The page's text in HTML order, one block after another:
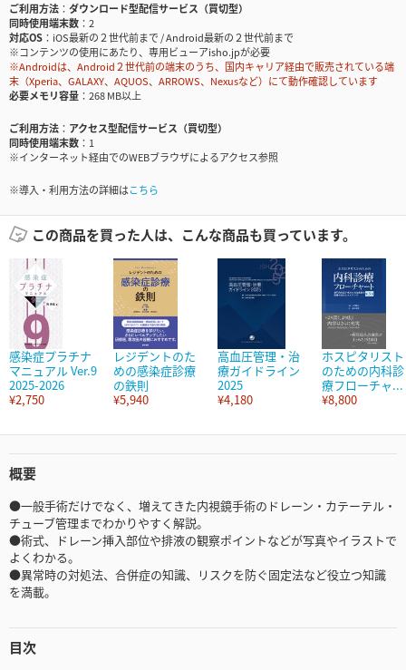
ご利用方法
ダウンロード型配信サービス（買切型）
同時使用端末数
2
対応OS
iOS最新の２世代前まで / Android最新の２世代前まで
※コンテンツの使用にあたり、専用ビューアisho.jpが必要
※Androidは、Android２世代前の端末のうち、国内キャリア経由で販売されている端
末（Xperia、GALAXY、AQUOS、ARROWS、Nexusなど）にて動作確認しています
必要メモリ容量
268 MB以上
ご利用方法
アクセス型配信サービス（買切型）
同時使用端末数
1
※インターネット経由でのWEBブラウザによるアクセス参照
※導入・利用方法の詳細はこちら
この商品を買った人は、こんな商品も買っています。
感染症プラチナ
マニュアル Ver.9
2025-2026
¥2,750
レジデントのた
めの感染症診療
の鉄則
¥5,940
高血圧管理・治
療ガイドライン
2025
¥4,180
ホスピタリスト
のための内科診
療フローチャ...
¥8,800
概要
●一般手術だけでなく、増えてきた内視鏡手術のドレーン・カテーテル・
チューブ管理までわかりやすく解説。
●術式、ドレーン挿入部位や排液の観察ポイントなどが写真やイラストで
よくわかる。
●異常時の対処法、合併症の知識、リスクを防ぐ固定法など役立つ知識
を満載。
目次